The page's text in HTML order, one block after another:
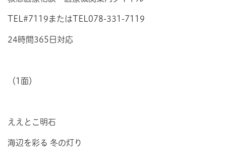
TEL#7119またはTEL078-331-7119
24時間365日対応
（1面）
ええとこ明石
海辺を彩る 冬の灯り